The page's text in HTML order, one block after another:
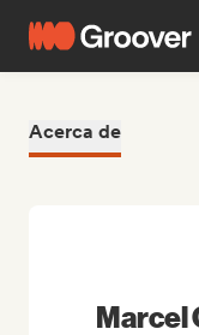
Acerca de
Marcel